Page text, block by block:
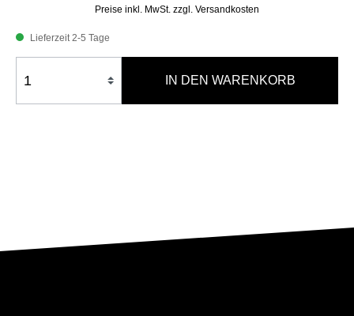
Preise inkl. MwSt. zzgl. Versandkosten
Lieferzeit 2-5 Tage
IN DEN WARENKORB